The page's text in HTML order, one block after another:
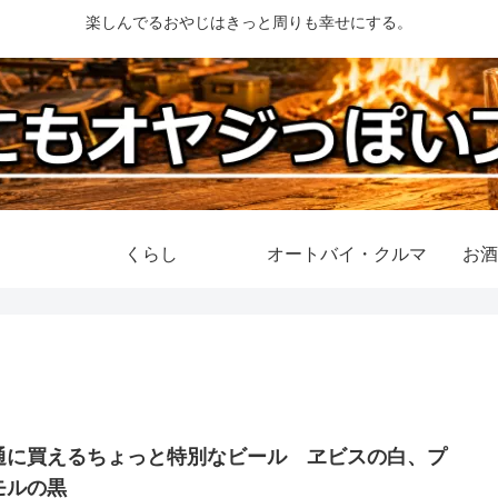
楽しんでるおやじはきっと周りも幸せにする。
くらし オートバイ・クルマ お
に買えるちょっと特別なビール ヱビスの白、プ
ルの黒